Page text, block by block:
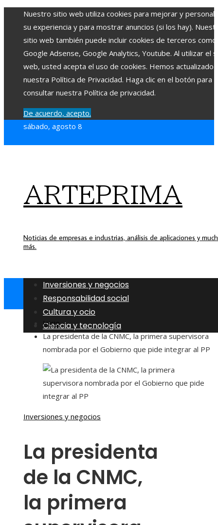
Nuestro sitio web utiliza cookies para mejorar y
su experiencia y para mostrar anuncios (si los hay).
sitio web también puede incluir cookies de terceros como
Google Adsense, Google Analytics, Youtube. Al utilizar el
web, usted acepta el uso de cookies. Hemos actualizado
nuestra Política de Privacidad. Haga clic en el botón para
consultar nuestra Política de privacidad.
De acuerdo, acepto.
sábado, agosto 8
ARTEPRIMA
Noticias de empresas e industrias, análisis de aplicaciones y
más.
Inversiones y negocios
Responsabilidad social
Cultura y ocio
Ciencia y tecnología
Inicio
La presidenta de la CNMC, la primera supervisora ​​
nombrada por el Gobierno que pide integrar al PP
Inversiones y negocios
La presidenta
de la CNMC,
la primera